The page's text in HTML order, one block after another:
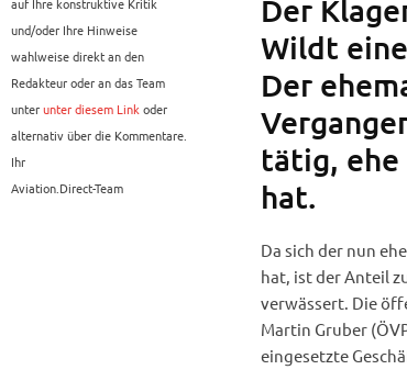
auf Ihre konstruktive Kritik
und/oder Ihre Hinweise
wahlweise direkt an den
Redakteur oder an das Team
unterunter diesem Linkoder
alternativ über die Kommentare.
Ihr
Aviation.Direct-Team
Der
Wildt
Der
tätig, ehe
hat.
Da sich der nun
hat, ist der Anteil
verwässert. Die
Martin Gruber
eingesetzte